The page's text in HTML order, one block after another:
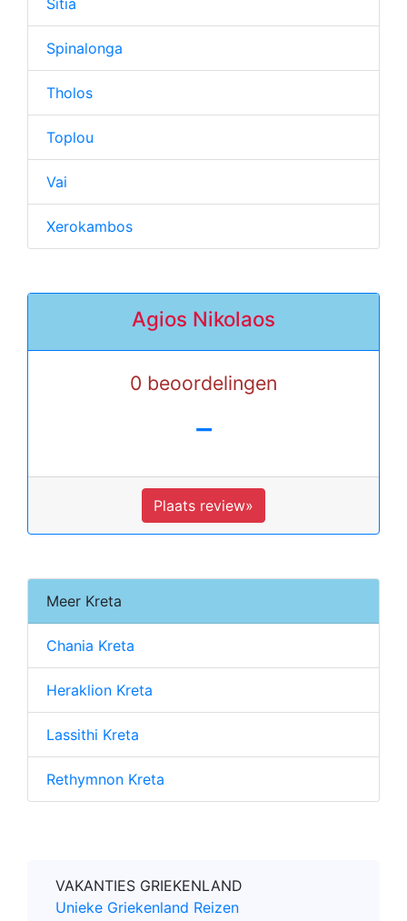
Sitia
Spinalonga
Tholos
Toplou
Vai
Xerokambos
Agios Nikolaos
0 beoordelingen
-
Plaats review»
Meer Kreta
Chania Kreta
Heraklion Kreta
Lassithi Kreta
Rethymnon Kreta
VAKANTIES GRIEKENLAND
Unieke Griekenland Reizen